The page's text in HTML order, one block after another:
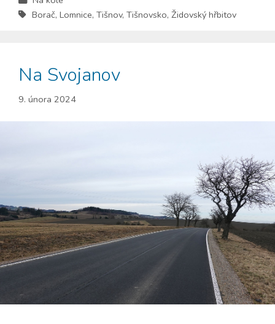
Borač, Lomnice, Tišnov, Tišnovsko, Židovský hřbitov
Na Svojanov
9. února 2024